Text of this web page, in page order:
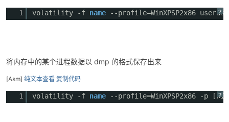
?
1 volatility -f name --profile=WinXPSP2x86
将内存中的某个进程数据以 dmp 的格式保存出来
[Asm] 纯文本查看 复制代码
?
1 volatility -f name --profile=WinXPSP2x86 -p